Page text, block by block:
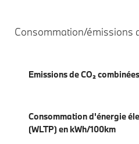
Consommation/émissions
Emissions de CO₂
Consommation d'énergie
(WLTP) en kWh/100km